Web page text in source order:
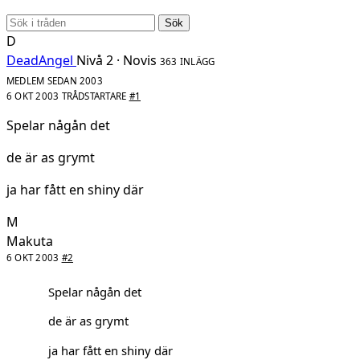
Sök
D
DeadAngel Nivå 2 · Novis 363 INLÄGG
MEDLEM SEDAN 2003
6 OKT 2003 TRÅDSTARTARE #1
Spelar någån det
de är as grymt
ja har fått en shiny där
M
Makuta
6 OKT 2003 #2
Spelar någån det
de är as grymt
ja har fått en shiny där